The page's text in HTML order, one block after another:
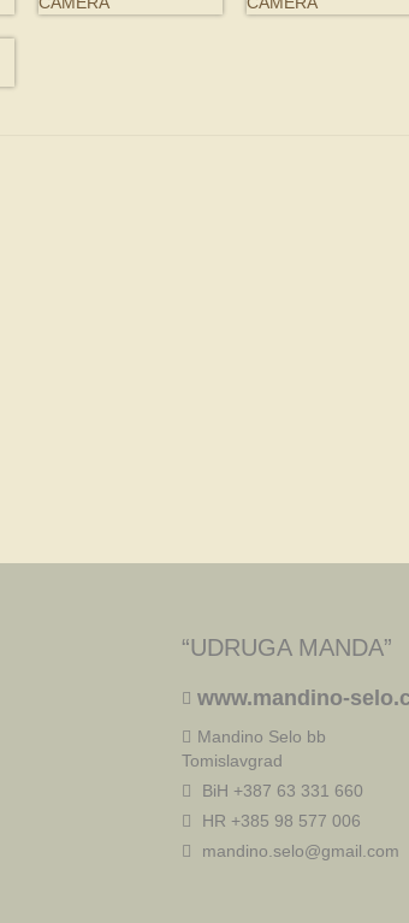
“UDRUGA MANDA”
www.mandino-
Mandino Selo bb
Tomislavgrad
BiH +387 63 331 660
HR +385 98 577 006
mandino.selo@gmail.com